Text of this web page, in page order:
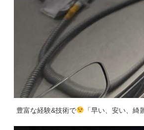
豊富な経験&技術で 「早い、安い、